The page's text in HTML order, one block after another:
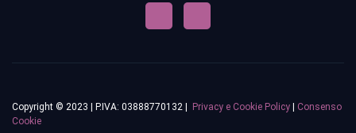
Copyright © 2023 | P.IVA: 03888770132 | Privacy e Cookie Policy | Consenso
Cookie